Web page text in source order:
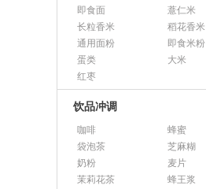
即食面
薏仁米
长粒香米
稻花香米
通用面粉
即食米粉
蛋类
大米
红枣
饮品冲调
咖啡
蜂蜜
袋泡茶
芝麻糊
奶粉
麦片
茉莉花茶
蜂王浆